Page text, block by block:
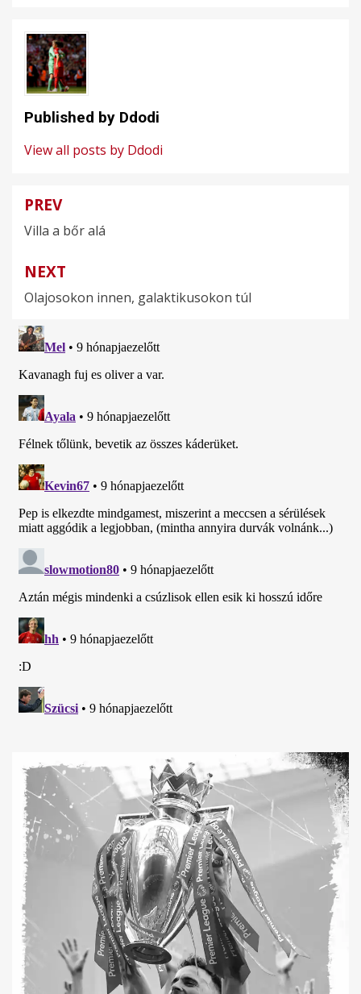
Published by Ddodi
View all posts by Ddodi
Bejegyzés
navigáció
PREV
Villa a bőr alá
NEXT
Olajosokon innen, galaktikusokon túl